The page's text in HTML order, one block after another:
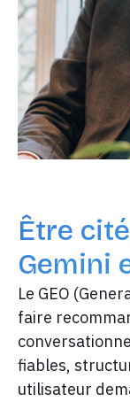
Ce parcours
développer
permettant aux
réellement leurs
digitaux, pour
en ligne.
Être
Gemini
Le GEO
faire
fiables,
utilisateur